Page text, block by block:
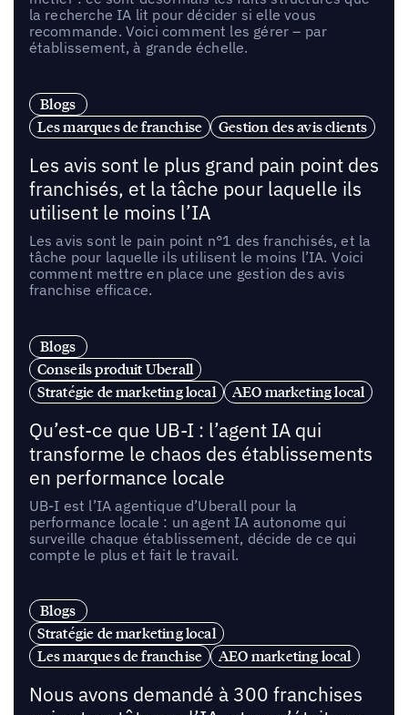
la recherche IA lit pour décider si elle vous
recommande. Voici comment les gérer – par
établissement, à grande échelle.
Blogs
Les marques de franchise
Gestion des avis clients
Les avis sont le plus grand pain point des
franchisés, et la tâche pour laquelle ils
utilisent le moins l’IA
Les avis sont le pain point n°1 des franchisés, et la
tâche pour laquelle ils utilisent le moins l’IA. Voici
comment mettre en place une gestion des avis
franchise efficace.
Blogs
Conseils produit Uberall
Stratégie de marketing local
AEO marketing local
Qu’est-ce que UB-I : l’agent IA qui
transforme le chaos des établissements
en performance locale
UB-I est l’IA agentique d’Uberall pour la
performance locale : un agent IA autonome qui
surveille chaque établissement, décide de ce qui
compte le plus et fait le travail.
Blogs
Stratégie de marketing local
Les marques de franchise
AEO marketing local
Nous avons demandé à 300 franchises